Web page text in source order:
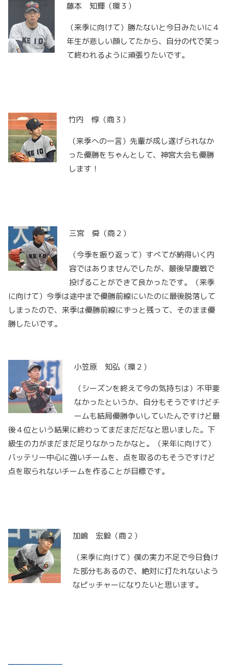
藤本 知輝（環３）
（来季に向けて）勝たないと今日みたいに４
年生が悲しい顔してたから、自分の代で笑っ
て終われるように頑張りたいです。
竹内 惇（商３）
（来季への一言）先輩が成し遂げられなか
った優勝をちゃんとして、神宮大会も優勝
します！
三宮 舜（商２）
（今季を振り返って）すべてが納得いく内
容ではありませんでしたが、最後早慶戦で
投げることができて良かったです。（来季
に向けて）今季は途中まで優勝前線にいたのに最後脱落して
しまったので、来季は優勝前線にずっと残って、そのまま優
勝したいです。
小笠原 知弘（環２）
（シーズンを終えて今の気持ちは）不甲斐
なかったというか、自分もそうですけどチ
ームも結局優勝争いしていたんですけど最
後４位という結果に終わってまだまだだなと思いました。下
級生の力がまだまだ足りなかったかなと。（来年に向けて）
バッテリー中心に強いチームを、点を取るのもそうですけど
点を取られないチームを作ることが目標です。
加嶋 宏毅（商２）
（来季に向けて）僕の実力不足で今日負け
た部分もあるので、絶対に打たれないよう
なピッチャーになりたいと思います。